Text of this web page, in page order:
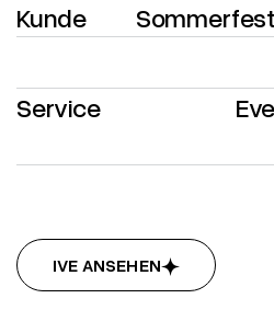
Kunde
Service
LIVE ANSEHEN